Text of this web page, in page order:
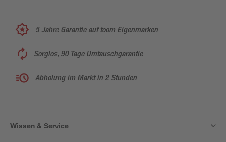
5 Jahre Garantie auf toom Eigenmarken
Sorglos, 90 Tage Umtauschgarantie
Abholung im Markt in 2 Stunden
Wissen & Service